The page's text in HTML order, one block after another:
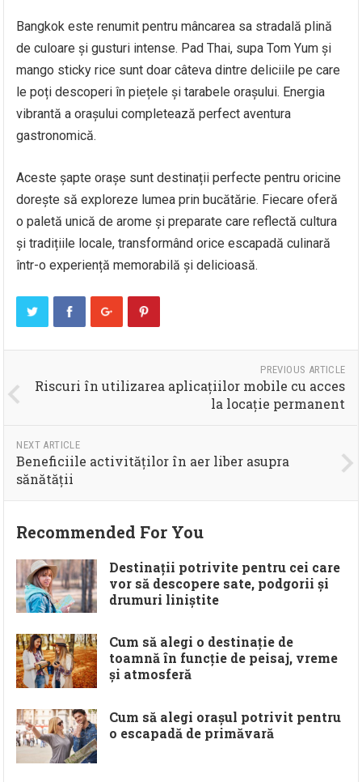
Bangkok este renumit pentru mâncarea sa stradală plină
de culoare și gusturi intense. Pad Thai, supa Tom Yum și
mango sticky rice sunt doar câteva dintre deliciile pe care
le poți descoperi în piețele și tarabele orașului. Energia
vibrantă a orașului completează perfect aventura
gastronomică.
Aceste șapte orașe sunt destinații perfecte pentru oricine
dorește să exploreze lumea prin bucătărie. Fiecare oferă
o paletă unică de arome și preparate care reflectă cultura
și tradițiile locale, transformând orice escapadă culinară
într-o experiență memorabilă și delicioasă.
PREVIOUS ARTICLE
Riscuri în utilizarea aplicațiilor mobile cu acces
la locație permanent
NEXT ARTICLE
Beneficiile activităților în aer liber asupra
sănătății
Recommended For You
Destinații potrivite pentru cei care
vor să descopere sate, podgorii și
drumuri liniștite
Cum să alegi o destinație de
toamnă în funcție de peisaj, vreme
și atmosferă
Cum să alegi orașul potrivit pentru
o escapadă de primăvară